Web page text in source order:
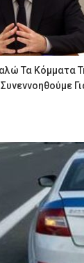
Τα Κόμματα